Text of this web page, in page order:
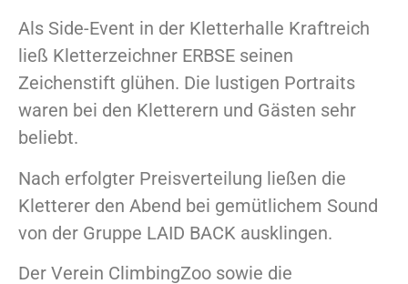
Als Side-Event in der Kletterhalle Kraftreich
ließ Kletterzeichner ERBSE seinen
Zeichenstift glühen. Die lustigen Portraits
waren bei den Kletterern und Gästen sehr
beliebt.
Nach erfolgter Preisverteilung ließen die
Kletterer den Abend bei gemütlichem Sound
von der Gruppe LAID BACK ausklingen.
Der Verein ClimbingZoo sowie die